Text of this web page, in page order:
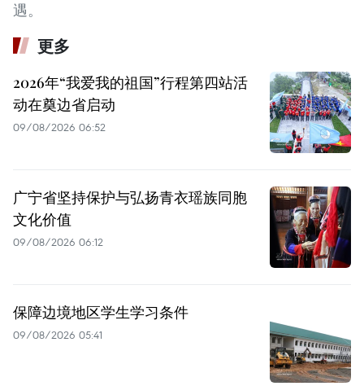
遇。
更多
2026年“我爱我的祖国”行程第四站活
动在奠边省启动
09/08/2026 06:52
广宁省坚持保护与弘扬青衣瑶族同胞
文化价值
09/08/2026 06:12
保障边境地区学生学习条件
09/08/2026 05:41